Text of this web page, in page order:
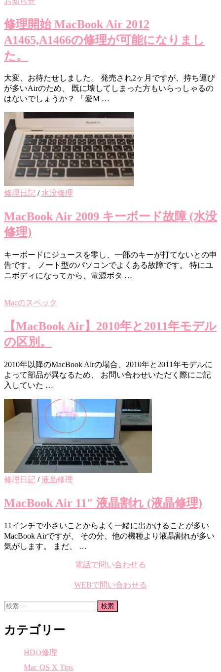
修理開始 MacBook Air 2012
A1465,A1466の修理が可能になりまし
た。
大変、お待たせしました。 発売され2ヶ月ですが、持ち運び
が多いAirのため、 既に壊してしまった方もいらっしゃるの
はないでしょうか？ 「愛M …
修理日記 /水没修理
MacBook Air 2009 キーボード故障 (水没
修理)
キーボードにジュースを零し、一部のキーが打てないとの申
告です。 ノート型のパソコンでよくある故障です。 特にユ
ニボディになってから、電源ボタ …
Macのスペック
【MacBook Air】2010年と2011年モデル
の区別。
2010年以降のMacBook Airの場合、2010年と2011年モデルに
よって部品が異なるため、 お問い合わせいただく際にご記
入していた …
修理日記 /液晶修理
MacBook Air 11″ 液晶割れ (液晶修理)
11インチで小さいことからよく一緒に出かけることが多い
MacBook Airですが、 その分、他の機種より液晶割れが多い
気がします。 まだ、 …
電話で問い合わせる
WEBで問い合わせる
検
カテゴリー
HDD修理
Mac OS X Tips